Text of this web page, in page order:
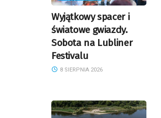
Wyjątkowy spacer i
światowe gwiazdy.
Sobota na Lubliner
Festivalu
8 SIERPNIA 2026